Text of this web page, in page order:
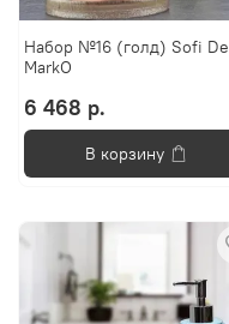
Набор №16 (голд) Sofi De
MarkO
6 468 р.
В корзину